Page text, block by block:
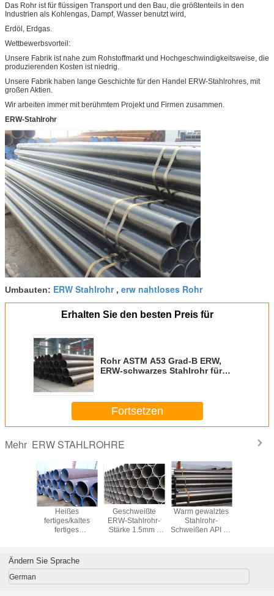
Das Rohr ist für flüssigen Transport und den Bau, die größtenteils in den
Industrien als Kohlengas, Dampf, Wasser benutzt wird,
Erdöl, Erdgas.
Wettbewerbsvorteil:
Unsere Fabrik ist nahe zum Rohstoffmarkt und Hochgeschwindigkeitsweise, die
produzierenden Kosten ist niedrig.
Unsere Fabrik haben lange Geschichte für den Handel ERW-Stahlrohres, mit
großen Aktien.
Wir arbeiten immer mit berühmtem Projekt und Firmen zusammen.
ERW-Stahlrohr
Umbauten: ERW Stahlrohr, erw nahtloses Rohr
Erhalten Sie den besten Preis für
Rohr ASTM A53 Grad-B ERW,
ERW-schwarzes Stahlrohr für
Fortsetzen
Mehr ERW STAHLROHRE
Rohr
Heißes
fertiges/kaltes
fertiges
Rohr Q245B
Q345B 16Mn für
Geschweißte
ERW-Stahlrohr-
Stärke 1.5mm -
Warm gewalztes
Stahlrohr-
Schweißen API 5L
Ändern Sie Sprache
German